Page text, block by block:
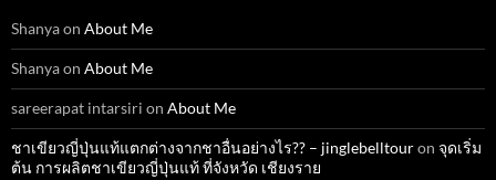
Shanyaon About Me
Shanyaon About Me
sareerapat intarsiri on About Me
ชาเขียวญี่ปุ่นแท้แตกต่างจากชาอื่นอย่างไร?? – jinglebelltouron จุดเริ่ม
ต้น การผลิตชาเขียวญี่ปุ่นแท้ ที่จังหวัด เชียงราย